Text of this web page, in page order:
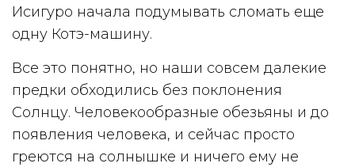
Исигуро начала подумывать сломать еще
одну Котэ-машину.
Все это понятно, но наши совсем далекие
предки обходились без поклонения
Солнцу. Человекообразные обезьяны и до
появления человека, и сейчас просто
греются на солнышке и ничего ему не